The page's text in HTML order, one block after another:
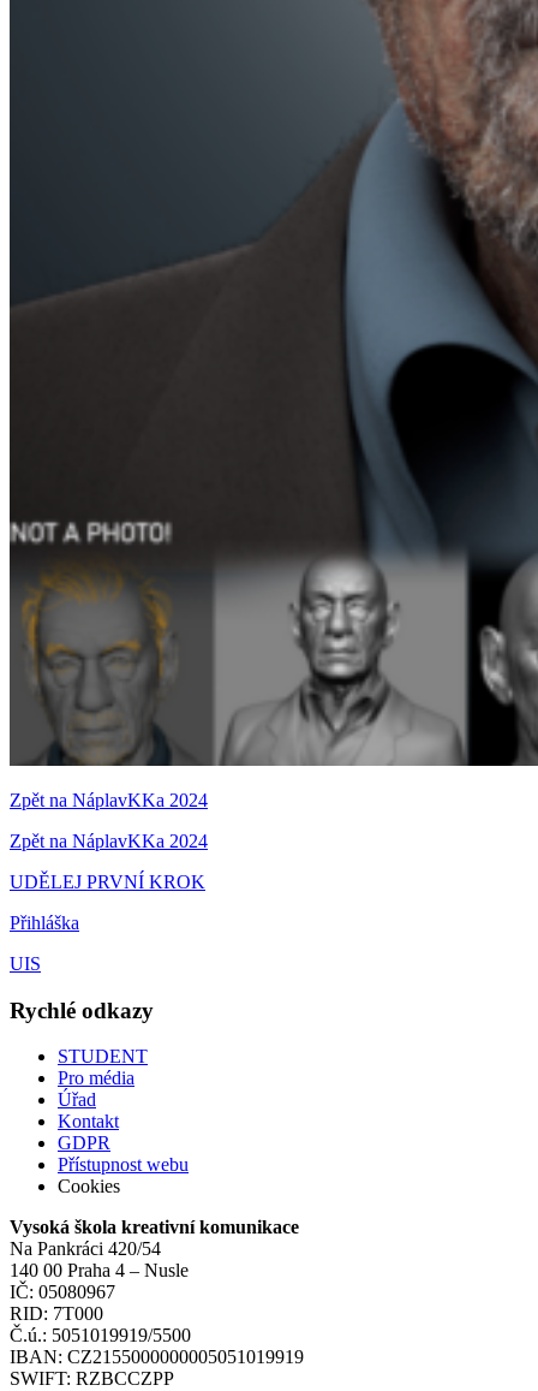
Zpět na NáplavKKa 2024
Zpět na NáplavKKa 2024
UDĚLEJ PRVNÍ KROK
Přihláška
UIS
Rychlé odkazy
STUDENT
Pro média
Úřad
Kontakt
GDPR
Přístupnost webu
Cookies
Vysoká škola kreativní komunikace
Na Pankráci 420/54
140 00 Praha 4 – Nusle
IČ: 05080967
RID: 7T000
Č.ú.: 5051019919/5500
IBAN: CZ2155000000005051019919
SWIFT: RZBCCZPP